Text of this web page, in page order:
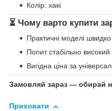
Колір: хакі
⏳ Чому варто купити
Практичні моделі швидко
Попит стабільно високий
Вигідна ціна за
Замовляй зараз — обирай
Приховати